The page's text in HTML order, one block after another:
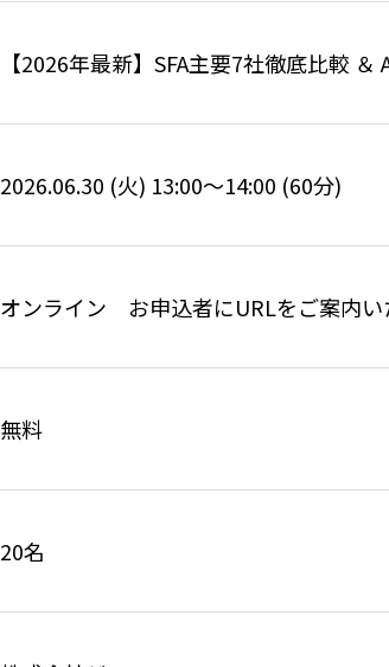
【2026年最新】SFA主要7社徹底比較
2026.06.30 (火) 13:00〜14:00 (60分)
オンライン お申込者にURLをご案内い
無料
20名